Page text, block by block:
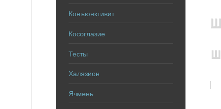
Конъюнктивит
Косоглазие
Тесты
Халязион
Ячмень